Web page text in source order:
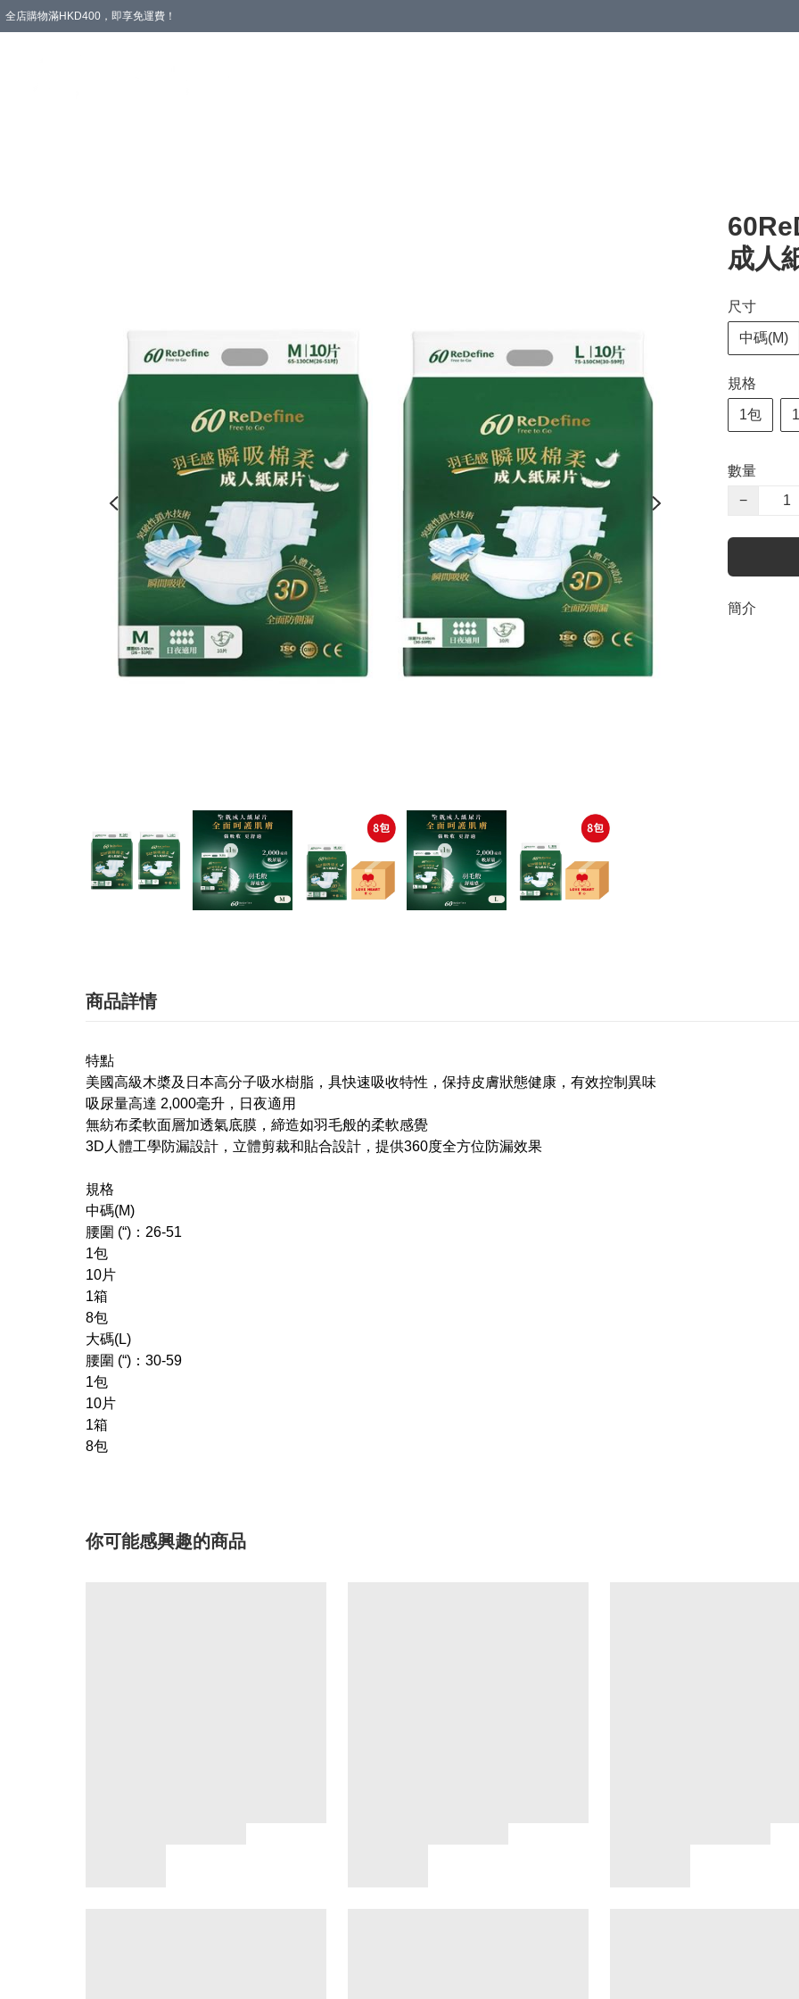
全店購物滿HKD400，即享免運費！
成人
尺寸
中碼(M)
規格
1包
數量
−
簡介
商品詳情
特點
美國高級木槳及日本高分子吸水樹脂，具快速吸收特性，保持皮膚狀態健康，有效控制異味
吸尿量高達 2,000毫升，日夜適用
無紡布柔軟面層加透氣底膜，締造如羽毛般的柔軟感覺
3D人體工學防漏設計，立體剪裁和貼合設計，提供360度全方位防漏效果
規格
中碼(M)
腰圍 (“)：26-51
1包
10片
1箱
8包
大碼(L)
腰圍 (“)：30-59
1包
10片
1箱
8包
你可能感興趣的商品